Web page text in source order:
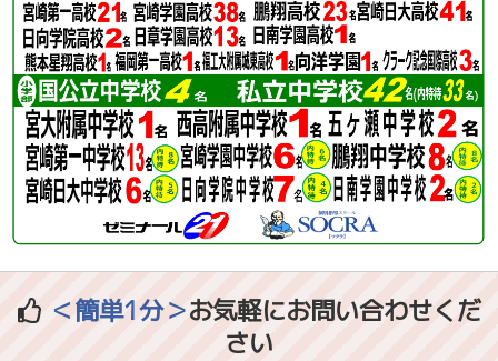
＜簡単1分＞お気軽にお問い合わせくだ
さい